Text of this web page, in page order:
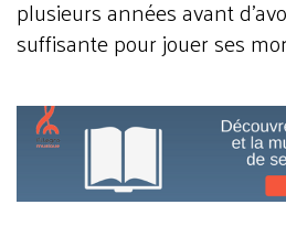
plusieurs années avant
suffisante pour jouer ses